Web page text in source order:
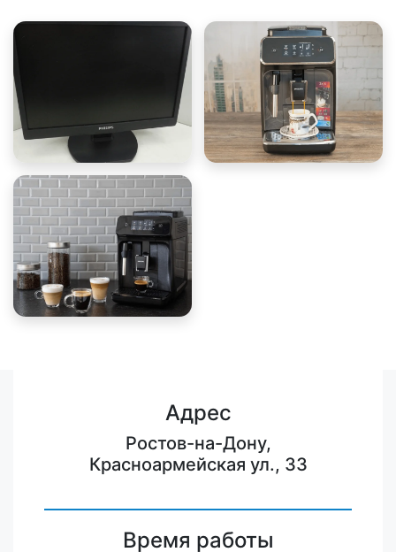
Адрес
Ростов-на-Дону,
Красноармейская ул., 33
Время работы